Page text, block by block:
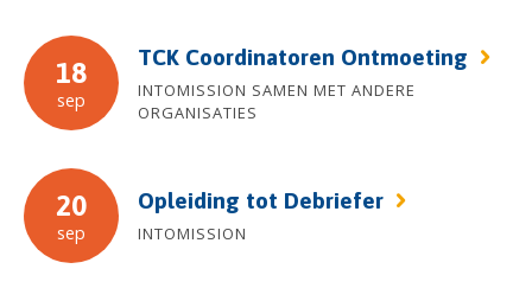
18
sep
TCK Coordinatoren Ontmoeting
INTOMISSION SAMEN MET ANDERE
ORGANISATIES
20
sep
Opleiding tot Debriefer
INTOMISSION